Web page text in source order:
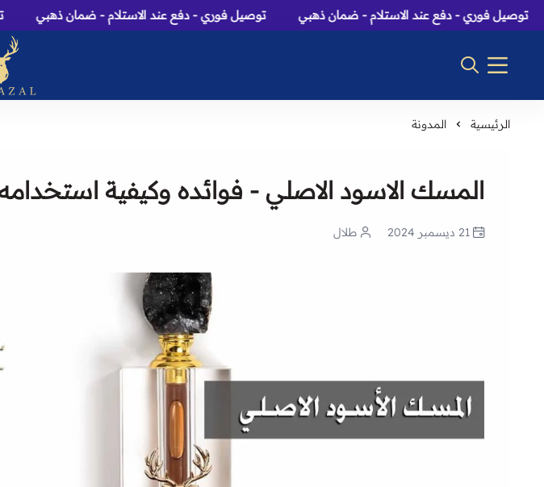
فوري - دفع عند الاستلام - ضمان ذهبي توصيل فوري - دفع عند الاستلام - ضمان ذهبي توصيل
الرئيسية المدونة
المسك الاسود الاصلي - فوائده وكيفية
21 ديسمبر 2024 طلال